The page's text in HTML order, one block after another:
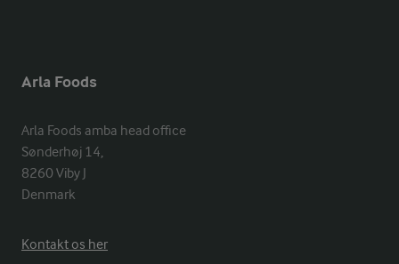
Arla Foods
Arla Foods amba head office
Sønderhøj 14,
8260 Viby J
Denmark
Kontakt os her